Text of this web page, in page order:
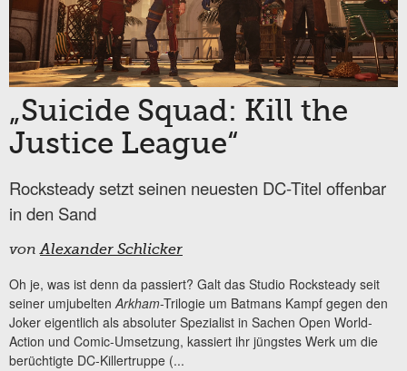
„Suicide Squad: Kill the
Justice League“
Rocksteady setzt seinen neuesten DC-Titel offenbar
in den Sand
vonAlexander Schlicker
Oh je, was ist denn da passiert? Galt das Studio Rocksteady seit
seiner umjubeltenArkham-Trilogie um Batmans Kampf gegen den
Joker eigentlich als absoluter Spezialist in Sachen Open World-
Action und Comic-Umsetzung, kassiert ihr jüngstes Werk um die
berüchtigte DC-Killertruppe (...